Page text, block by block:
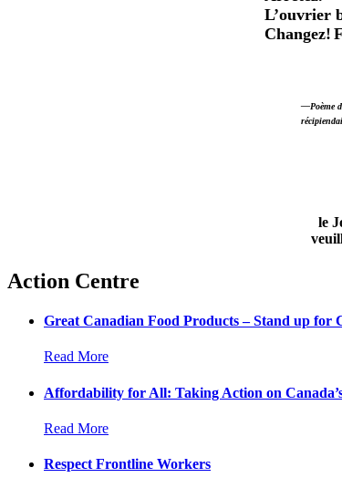
L’ouvrier
Changez!
—Poème
le
Action Centre
Great Canadian Food Products – Stand up for
Read More
Affordability for All: Taking Action on
Read More
Respect Frontline Workers